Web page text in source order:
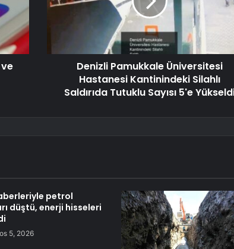
Denizli Pamukkale Üniversitesi
Hastanesi Kantinindeki Silahlı
Saldırıda Tutuklu Sayısı 5'e
petrol
düştü, enerji hisseleri
5, 2026